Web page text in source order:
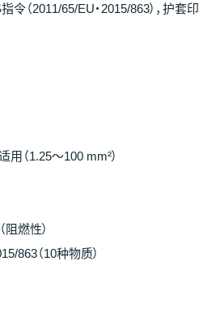
令（2011/65/EU・2015/863），护套印
（1.25～100 mm²）
阻燃性）
863（10种物质）